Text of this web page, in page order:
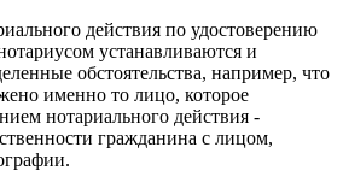
действия по удостоверению
устанавливаются и
обстоятельства, например, что
именно то лицо, которое
нотариального действия -
гражданина с лицом,